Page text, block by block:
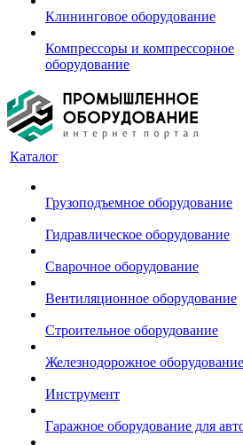
Клининговое оборудование
Компрессоры и компрессорное
оборудование
Каталог
Грузоподъемное оборудование
Гидравлическое оборудование
Сварочное оборудование
Вентиляционное оборудование
Строительное оборудование
Железнодорожное оборудование
Инструмент
Гаражное оборудование для